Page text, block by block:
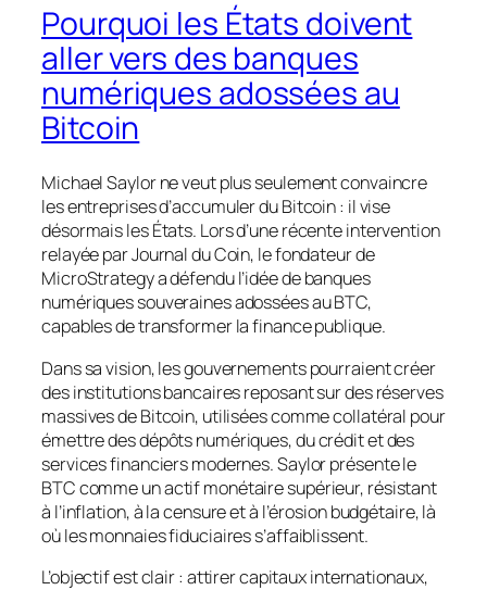
Pourquoi les États doivent
aller vers des banques
numériques adossées au
Bitcoin
Michael Saylor ne veut plus seulement convaincre
les entreprises d’accumuler du Bitcoin : il vise
désormais les États. Lors d’une récente intervention
relayée par Journal du Coin, le fondateur de
MicroStrategy a défendu l’idée de banques
numériques souveraines adossées au BTC,
capables de transformer la finance publique.
Dans sa vision, les gouvernements pourraient créer
des institutions bancaires reposant sur des réserves
massives de Bitcoin, utilisées comme collatéral pour
émettre des dépôts numériques, du crédit et des
services financiers modernes. Saylor présente le
BTC comme un actif monétaire supérieur, résistant
à l’inflation, à la censure et à l’érosion budgétaire, là
où les monnaies fiduciaires s’affaiblissent.
L’objectif est clair : attirer capitaux internationaux,